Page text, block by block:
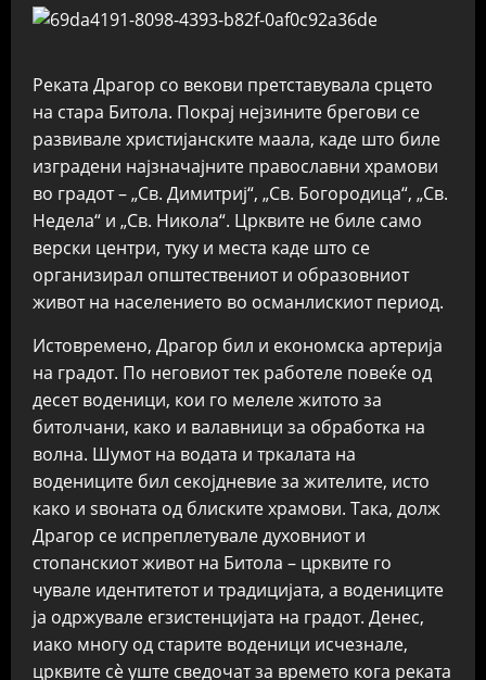
Реката Драгор со векови претставувала срцето
на стара Битола. Покрај нејзините брегови се
развивале христијанските маала, каде што биле
изградени најзначајните православни храмови
во градот – „Св. Димитриј“, „Св. Богородица“, „Св.
Недела“ и „Св. Никола“. Црквите не биле само
верски центри, туку и места каде што се
организирал општествениот и образовниот
живот на населението во османлискиот период.
Истовремено, Драгор бил и економска артерија
на градот. По неговиот тек работеле повеќе од
десет воденици, кои го мелеле житото за
битолчани, како и валавници за обработка на
волна. Шумот на водата и тркалата на
водениците бил секојдневие за жителите, исто
како и ѕвоната од блиските храмови. Така, долж
Драгор се испреплетувале духовниот и
стопанскиот живот на Битола – црквите го
чувале идентитетот и традицијата, а водениците
ја одржувале егзистенцијата на градот. Денес,
иако многу од старите воденици исчезнале,
црквите сè уште сведочат за времето кога реката